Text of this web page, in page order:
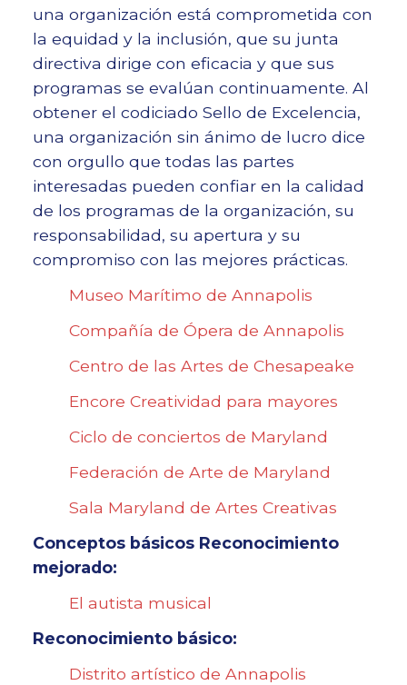
una organización está comprometida con
la equidad y la inclusión, que su junta
directiva dirige con eficacia y que sus
programas se evalúan continuamente. Al
obtener el codiciado Sello de Excelencia,
una organización sin ánimo de lucro dice
con orgullo que todas las partes
interesadas pueden confiar en la calidad
de los programas de la organización, su
responsabilidad, su apertura y su
compromiso con las mejores prácticas.
Museo Marítimo de Annapolis
Compañía de Ópera de Annapolis
Centro de las Artes de Chesapeake
Encore Creatividad para mayores
Ciclo de conciertos de Maryland
Federación de Arte de Maryland
Sala Maryland de Artes Creativas
Conceptos básicos Reconocimiento
mejorado:
El autista musical
Reconocimiento básico:
Distrito artístico de Annapolis